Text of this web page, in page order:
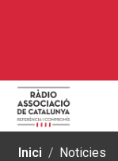
Inici / Noticies